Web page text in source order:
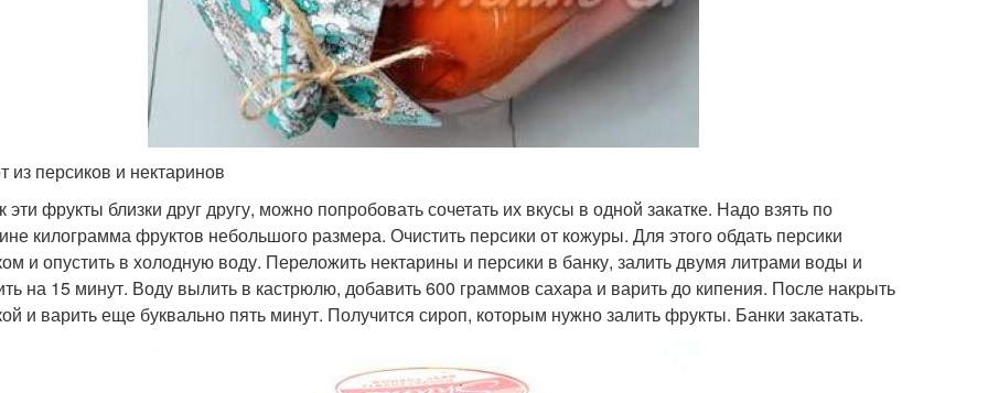
из персиков и нектаринов
эти фрукты близки друг другу, можно попробовать сочетать их вкусы в одной закатке. Надо взять по
килограмма фруктов небольшого размера. Очистить персики от кожуры. Для этого обдать персики
и опустить в холодную воду. Переложить нектарины и персики в банку, залить двумя литрами воды и
на 15 минут. Воду вылить в кастрюлю, добавить 600 граммов сахара и варить до кипения. После накрыть
и варить еще буквально пять минут. Получится сироп, которым нужно залить фрукты. Банки закатать.